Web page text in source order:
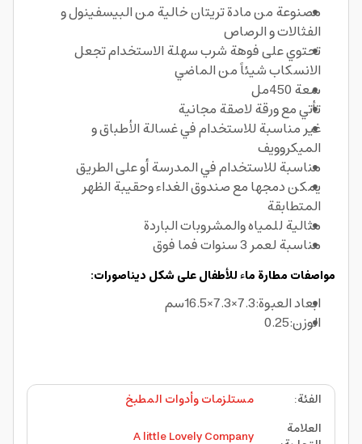
مصنوعة من مادة تريتان خالية من البيسفينول و
الفثالات و الرصاص
تحتوي على فوهة شرب سهلة الاستخدام تجعل
الانسكاب شيئاً من الماضي
سعة 450مل
تأتي مع ورقة لاصقة مجانية
غير مناسبة للاستخدام في غسالة الأطباق و
الميكروويف
مناسبة للاستخدام في المدرسة أو على الطريق
يمكن دمجها مع صندوق الغداء وحقيبة الظهر
المتطابقة
مثالية للمياه والمشروبات الباردة
مناسبة لعمر 3 سنوات فما فوق
مواصفات مطارة ماء للأطفال على شكل ديناصورات:
ابعاد العبوة:7.3×7.3×16.5سم
الوزن:0.25
الفئة:
مستلزمات وأدوات المطبخ
العلامة
A little Lovely Company